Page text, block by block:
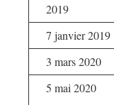
2019
7 janvier 2019
3 mars 2020
5 mai 2020